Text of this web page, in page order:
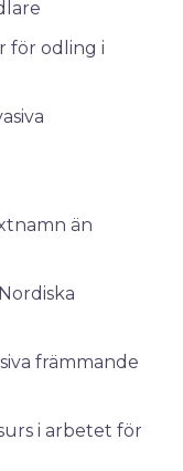
för odling i
än
främmande
i arbetet för